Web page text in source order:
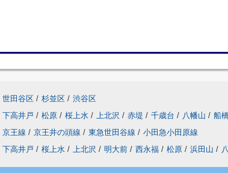
世田谷区 / 杉並区 / 渋谷区
下高井戸 / 松原 / 桜上水 / 上北沢 / 赤堤 / 千歳台 / 八幡山 / 船
京王線 / 京王井の頭線 / 東急世田谷線 / 小田急小田原線
下高井戸 / 桜上水 / 上北沢 / 明大前 / 西永福 / 松原 / 浜田山 /